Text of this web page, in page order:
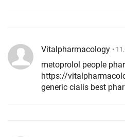
Vitalpharmacology •
metoprolol people
https://
generic cialis best